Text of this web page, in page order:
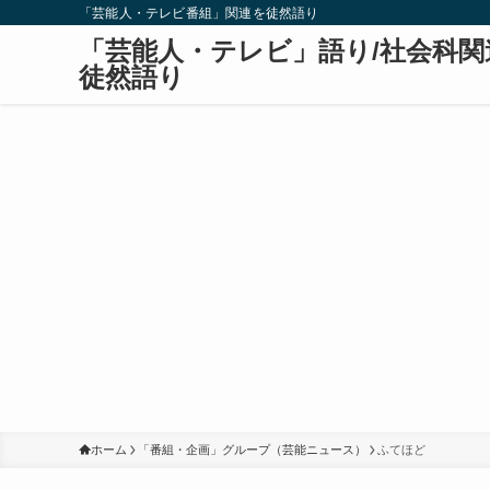
「芸能人・テレビ番組」関連を徒然語り
「芸能人・テレビ」語り/社会科
徒然語り
ホーム 「番組・企画」グループ（芸能ニュース） ふてほど